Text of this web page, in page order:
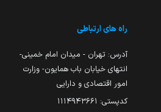
راه های ارتباطی
آدرس: تهران - میدان امام خمینی-
انتهای خیابان باب همایون- وزارت
امور اقتصادی و دارایی
کدپستی: ۱۱۱۴۹۴۳۶۶۱